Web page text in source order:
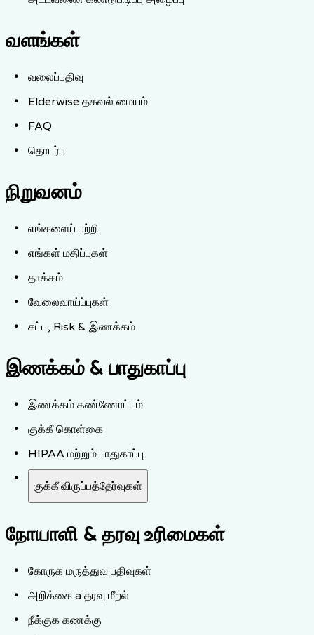
வளங்கள்
வலைப்பதிவு
Elderwise தகவல் மையம்
FAQ
தொடர்பு
நிறுவனம்
எங்களைப் பற்றி
எங்கள் மதிப்புகள்
தாக்கம்
வேலைவாய்ப்புகள்
சட்ட, Risk & இணக்கம்
இணக்கம் & பாதுகாப்பு
இணக்கம் கண்ணோட்டம்
குக்கீ கொள்கை
HIPAA மற்றும் பாதுகாப்பு
குக்கீ விருப்பத்தேர்வுகள்
நோயாளி & தரவு உரிமைகள்
கோருக மருத்துவ பதிவுகள்
அறிக்கை a தரவு மீறல்
நீக்குக கணக்கு